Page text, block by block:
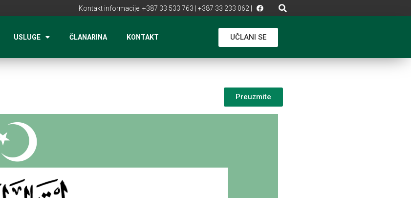
Kontakt informacije: +387 33 533 763 | +387 33 233 062 |
USLUGE ČLANARINA KONTAKT UČLANI SE
Preuzmite